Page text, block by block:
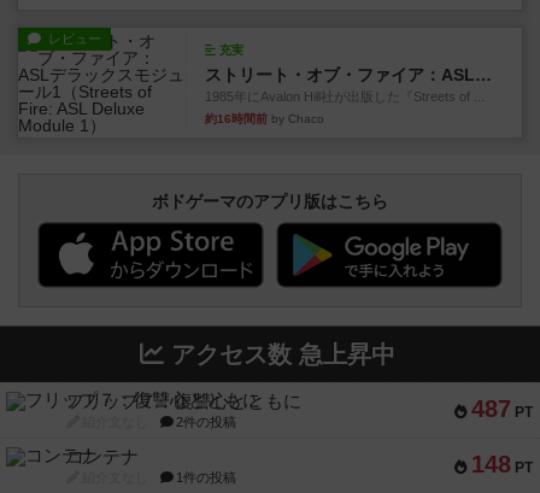
レビュー
充実
ストリート・オブ・ファイア：ASLデラックスモジュール1
1985年にAvalon Hill社が出版した『Streets of ...
約16時間前 by Chaco
ボドゲーマのアプリ版はこちら
アクセス数 急上昇中
487 PT
フリップ７：復讐心とともに
2件の投稿
148 PT
コンテナ
1件の投稿